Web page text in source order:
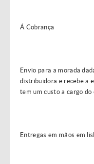
Á Cobrança
Envio para a morada
distribuidora e recebe a
tem um custo a cargo do
Entregas em mãos em